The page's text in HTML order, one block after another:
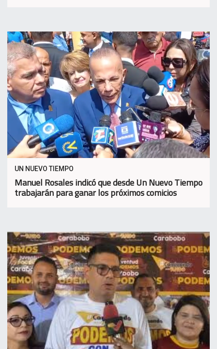
UN NUEVO TIEMPO
Manuel Rosales indicó que desde Un Nuevo Tiempo
trabajarán para ganar los próximos comicios